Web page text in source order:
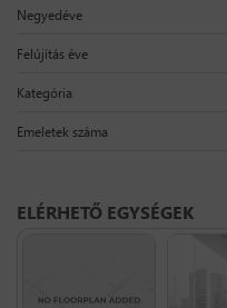
Negyedéve
Felújítás éve
Kategória
Emeletek száma
ELÉRHETŐ EGYSÉGEK